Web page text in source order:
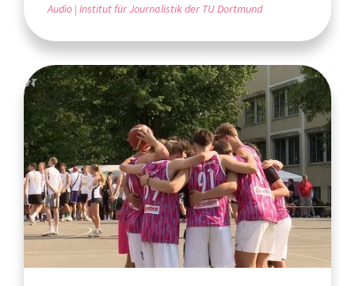
Audio Institut für Journalistik der TU Dortmund